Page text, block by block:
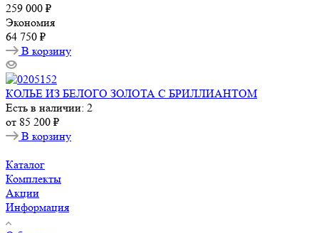
259 000 ₽
Экономия
64 750 ₽
В корзину
КОЛЬЕ ИЗ БЕЛОГО ЗОЛОТА С БРИЛЛИАНТОМ
Есть в наличии: 2
от 85 200 ₽
В корзину
Каталог
Комплекты
Акции
Информация